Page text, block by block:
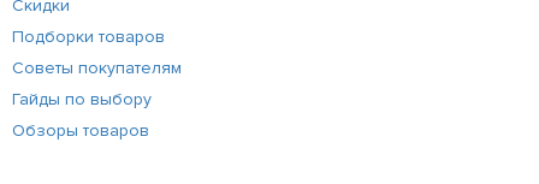
Скидки
Подборки товаров
Советы покупателям
Гайды по выбору
Обзоры товаров